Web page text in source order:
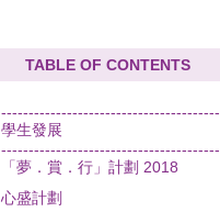
TABLE OF CONTENTS
----------------------------------------
學生發展
----------------------------------------
「夢．賞．行」計劃 2018
心盛計劃